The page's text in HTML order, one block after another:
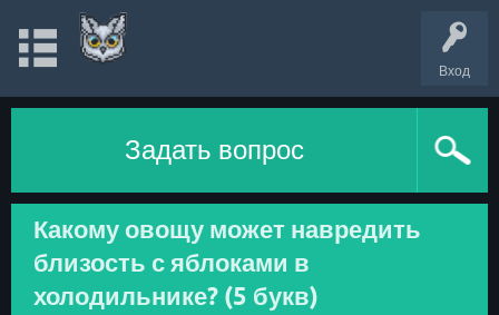
Вход
Задать вопрос
Какому овощу может навредить
близость с яблоками в
холодильнике? (5 букв)